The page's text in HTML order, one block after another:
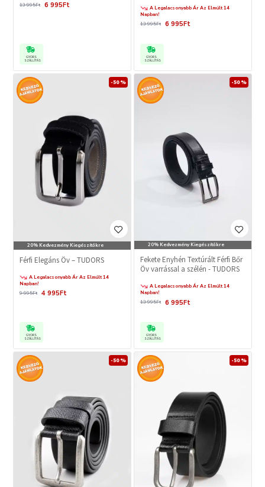
6 995Ft
13 995Ft
GYORS
SZÁLLÍTÁS
A Legalacsonyabb Ár Az Elmúlt 14
Napban!
6 995Ft
13 995Ft
GYORS
SZÁLLÍTÁS
20% Kedvezmény Kiegészítőkre
-50 %
Férfi Elegáns Öv – TUDORS
A Legalacsonyabb Ár Az Elmúlt 14
Napban!
4 995Ft
9 995Ft
GYORS
SZÁLLÍTÁS
20% Kedvezmény Kiegészítőkre
-50 %
Fekete Enyhén Textúrált Férfi Bőr
Öv varrással a szélén - TUDORS
A Legalacsonyabb Ár Az Elmúlt 14
Napban!
6 995Ft
13 995Ft
GYORS
SZÁLLÍTÁS
-50 % -50 %